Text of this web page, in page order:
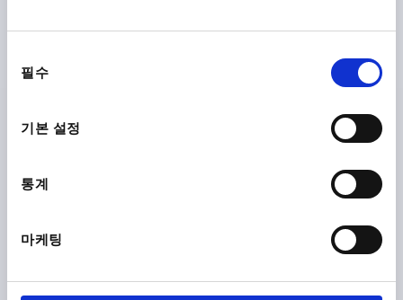
필수
기본 설정
통계
마케팅
K0126
클램핑 레버 2 구성 요소 크기2 M08, 플라스틱 검회색
RAL7021, 구성 요소:스테인레스 스틸 검회색 RAL7021
나사=M8 스크루 깊이=12
구성품 재질=스테인리스 스틸